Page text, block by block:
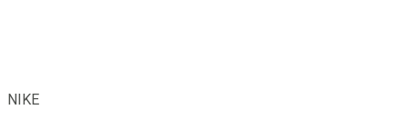
NIKE